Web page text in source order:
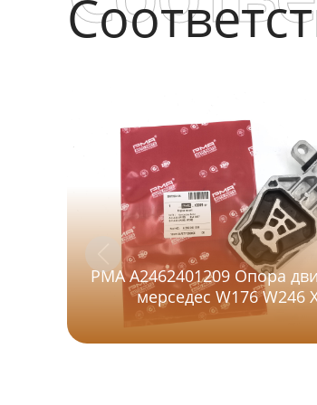
PMA A2462401209 Опора
мерседес W176 W246